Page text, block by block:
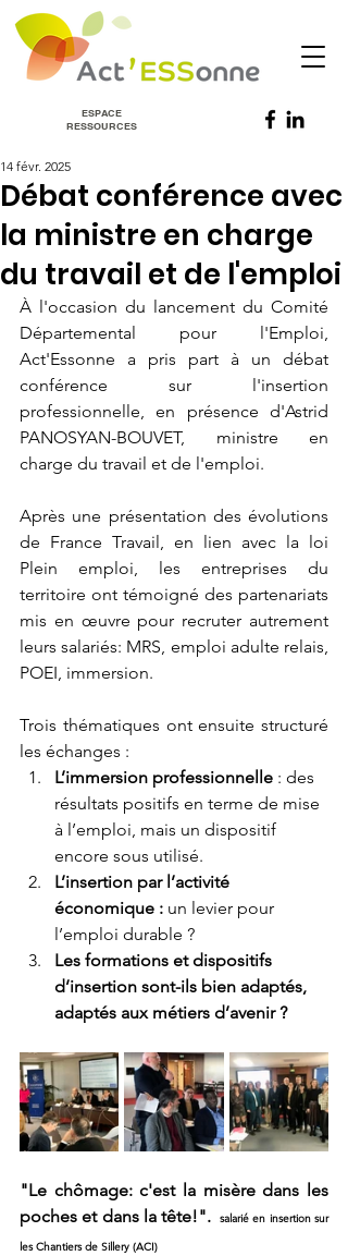
ESPACE
RESSOURCES
Débat conférence avec
la ministre en charge
du travail et de l'emploi
14 févr. 2025
À l'occasion du lancement du Comité
Départemental pour l'Emploi,
Act'Essonne a pris part à un débat
conférence sur l'insertion
professionnelle, en présence d'Astrid
PANOSYAN-BOUVET, ministre en
charge du travail et de l'emploi.
Après une présentation des évolutions
de France Travail, en lien avec la loi
Plein emploi, les entreprises du
territoire ont témoigné des partenariats
mis en œuvre pour recruter autrement
leurs salariés: MRS, emploi adulte relais,
POEI, immersion.
Trois thématiques ont ensuite structuré
les échanges :
L’immersion professionnelle : des
résultats positifs en terme de mise
à l’emploi, mais un dispositif
encore sous utilisé.
L’insertion par l’activité
économique : un levier pour
l’emploi durable ?
Les formations et dispositifs
d’insertion sont-ils bien adaptés,
adaptés aux métiers d’avenir ?
"Le chômage: c'est la misère dans les
poches et dans la tête!".
salarié en insertion sur
les Chantiers de Sillery (ACI)